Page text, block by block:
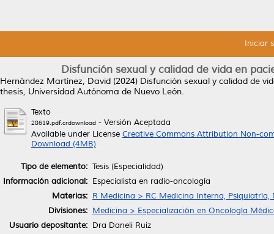
Iniciar
Disfunción sexual y calidad de vida en
Hernández Martínez, David (2024) Disfunción sexual y calidad de
thesis, Universidad Autónoma de Nuevo León.
Texto
28619.pdf.crdownload - Versión Aceptada
Available under License Creative Commons Attribution Non-
Download (4MB)
Tipo de elemento: Tesis (Especialidad)
Información adicional: Especialista en radio-oncología
Materias: R Medicina > RC Medicina Interna, Psiquiatría,
Divisiones: Medicina > Especialización en Oncología
Usuario depositante: Dra Daneli Ruiz